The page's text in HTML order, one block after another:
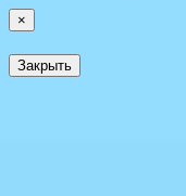
×
Закрыть